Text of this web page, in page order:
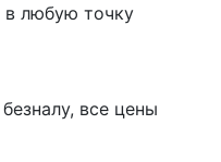
любую точку
все цены